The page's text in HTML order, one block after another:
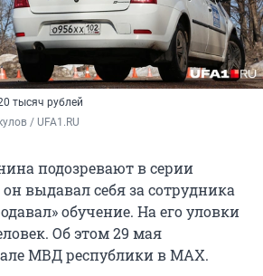
тысяч рублей
/ UFA1.RU
подозревают в серии
выдавал себя за сотрудника
обучение. На его уловки
Об этом 29 мая
МВД республики в МАХ.